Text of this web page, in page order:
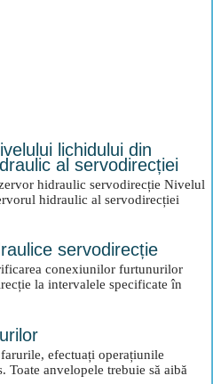
lichidului din
al servodirecției
hidraulic servodirecție Nivelul
hidraulic al servodirecției
servodirecție
conexiunilor furtunurilor
la intervalele specificate în
efectuați operațiunile
Toate anvelopele trebuie să aibă